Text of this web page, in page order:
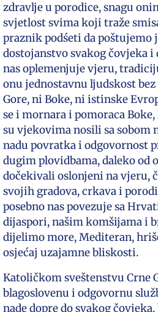
zdravlje u porodice, snagu
svjetlost svima koji traže
praznik podśeti da poštujemo
dostojanstvo svakog čovjeka i
nas oplemenjuje vjeru,
onu jednostavnu ljudskost
Gore, ni Boke, ni istinske
se i mornara i pomoraca
su vjekovima nosili sa sobom
nadu povratka i odgovornost
dugim plovidbama, daleko od
dočekivali oslonjeni na vjeru,
svojih gradova, crkava i
posebno nas povezuje sa
dijaspori, našim komšijama i
dijelimo more, Mediteran,
osjećaj uzajamne bliskosti.
Katoličkom sveštenstvu Crne
blagoslovenu i odgovornu
nade dopre do svakog